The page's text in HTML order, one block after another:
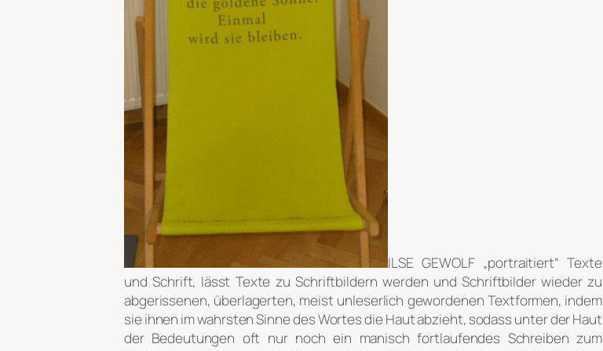
ILSE GEWOLF „portraitiert“ Texte
und Schrift, lässt Texte zu Schriftbildern werden und Schriftbilder wieder zu
abgerissenen, überlagerten, meist unleserlich gewordenen Textformen, indem
sie ihnen im wahrsten Sinne des Wortes die Haut abzieht, sodass unter der Haut
der Bedeutungen oft nur noch ein manisch fortlaufendes Schreiben zum